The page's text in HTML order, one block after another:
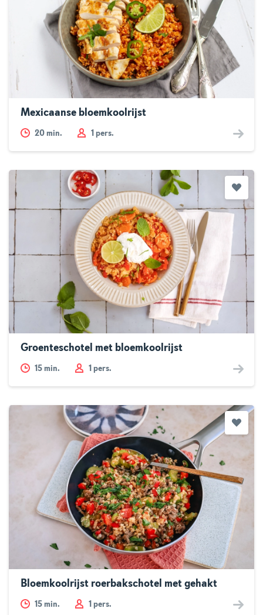
Mexicaanse bloemkoolrijst
20 min. 1 pers.
Groenteschotel met bloemkoolrijst
15 min. 1 pers.
Bloemkoolrijst roerbakschotel met gehakt
15 min. 1 pers.